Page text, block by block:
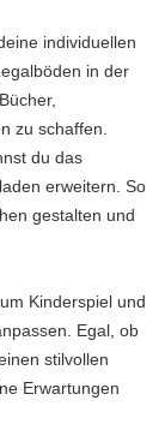
individuellen
in der
zu schaffen.
du das
erweitern. So
gestalten und
Kinderspiel und
Egal, ob
stilvollen
Erwartungen